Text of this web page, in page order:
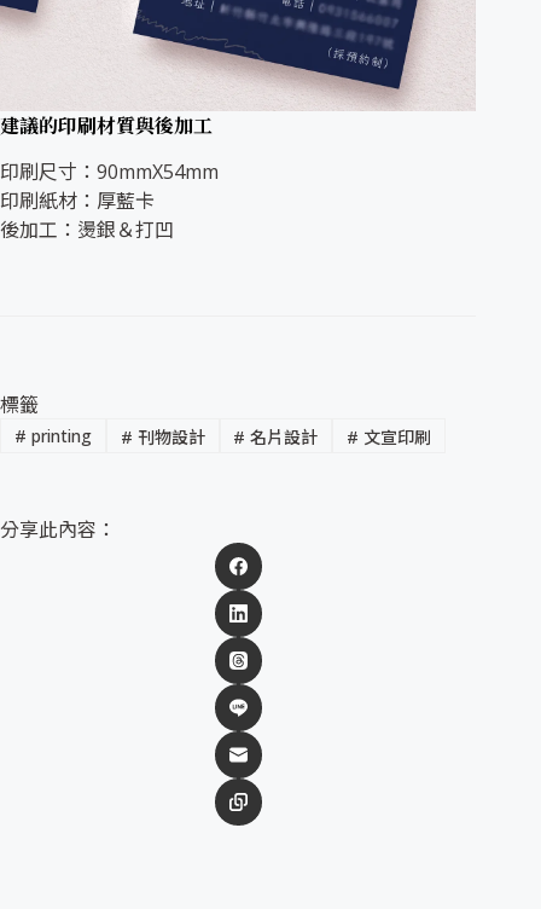
建議的印刷材質與後加工
印刷尺寸：90mmX54mm
印刷紙材：厚藍卡
後加工：燙銀＆打凹
標籤
# printing # 刊物設計 # 名片設計 # 文宣印刷
分享此內容：